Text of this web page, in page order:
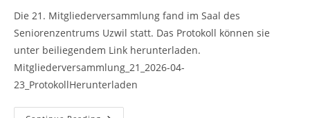
Die 21. Mitgliederversammlung fand im Saal des
Seniorenzentrums Uzwil statt. Das Protokoll können sie
unter beiliegendem Link herunterladen.
Mitgliederversammlung_21_2026-04-
23_ProtokollHerunterladen